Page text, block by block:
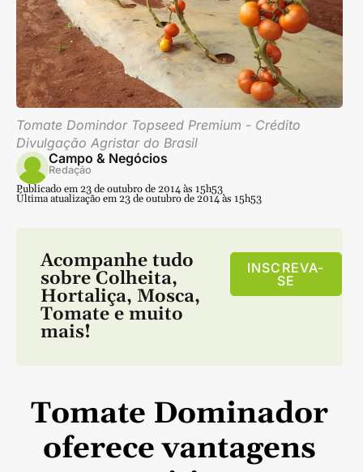
Tomate Domindor Topseed Premium - Crédito
Divulgação Agristar do Brasil
Campo & Negócios
Redação
Publicado em 23 de outubro de 2014 às 15h53
Última atualização em 23 de outubro de 2014 às 15h53
Acompanhe tudo
sobre Colheita,
Hortaliça, Mosca,
Tomatee muito
mais!
INSCREVA-
SE
Tomate Dominador
oferece vantagens